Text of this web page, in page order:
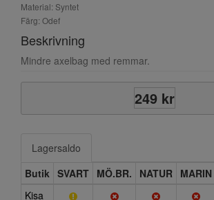
Material: Syntet
Färg: Odef
Beskrivning
Mindre axelbag med remmar.
249 kr
Lagersaldo
Butik SVART MÖ.BR. NATUR MARIN
Kisa